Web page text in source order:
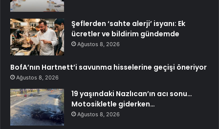
Şeflerden ‘sahte alerji’ isyanı: Ek
ücretler ve bildirim gündemde
Ağustos 8, 2026
BofA’nın Hartnett’i savunma hisselerine geçişi öneriyor
Ağustos 8, 2026
19 yaşındaki Nazlıcan’ın acı sonu…
Motosikletle giderken…
Ağustos 8, 2026